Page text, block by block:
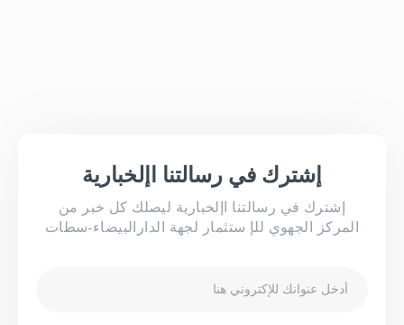
إشترك في رسالتنا اإلخبارية
إشترك في رسالتنا اإلخبارية ليصلك كل خبر من
المركز الجهوي للإ ستثمار لجهة الدارالبيضاء-سطات
البريد